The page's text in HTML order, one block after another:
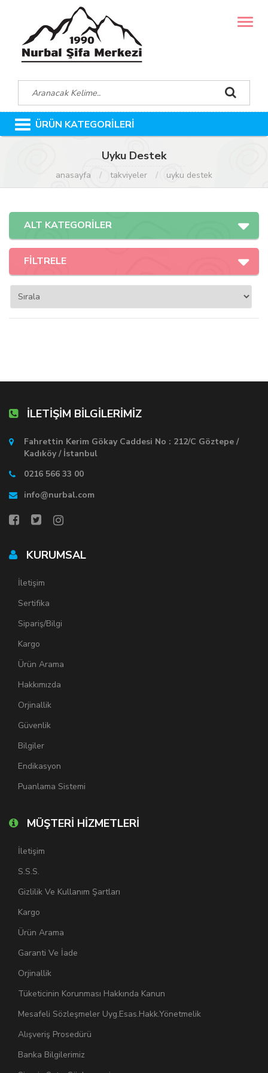
MENÜ
ÜRÜN KATEGORİLERİ
Uyku Destek
anasayfa takviyeler uyku destek
ALT KATEGORİLER
FİLTRELE
İLETİŞİM BİLGİLERİMİZ
Fahrettin Kerim Gökay Caddesi No : 212/C Göztepe /
Kadıköy / İstanbul
0216 566 33 00
info@nurbal.com
KURUMSAL
İletişim
Sertifika
Sipariş/Bilgi
Kargo
Ürün Arama
Hakkımızda
Orjinallik
Güvenlik
Bilgiler
Endikasyon
Puanlama Sistemi
MÜŞTERİ HİZMETLERİ
İletişim
S.S.S.
Gizlilik Ve Kullanım Şartları
Kargo
Ürün Arama
Garanti Ve İade
Orjinallik
Tüketicinin Korunması Hakkında Kanun
Mesafeli Sözleşmeler Uyg.Esas.Hakk.Yönetmelik
Alışveriş Prosedürü
Banka Bilgilerimiz